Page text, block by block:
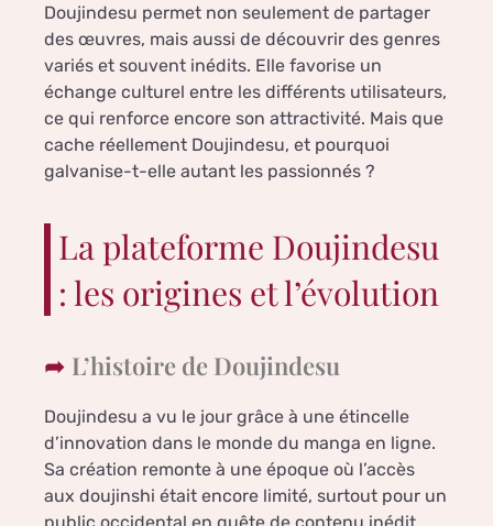
Doujindesu permet non seulement de partager
des œuvres, mais aussi de découvrir des genres
variés et souvent inédits. Elle favorise un
échange culturel entre les différents utilisateurs,
ce qui renforce encore son attractivité. Mais que
cache réellement Doujindesu, et pourquoi
galvanise-t-elle autant les passionnés ?
La plateforme Doujindesu
: les origines et l’évolution
L’histoire de Doujindesu
Doujindesu a vu le jour grâce à une étincelle
d’innovation dans le monde du manga en ligne.
Sa création remonte à une époque où l’accès
aux doujinshi était encore limité, surtout pour un